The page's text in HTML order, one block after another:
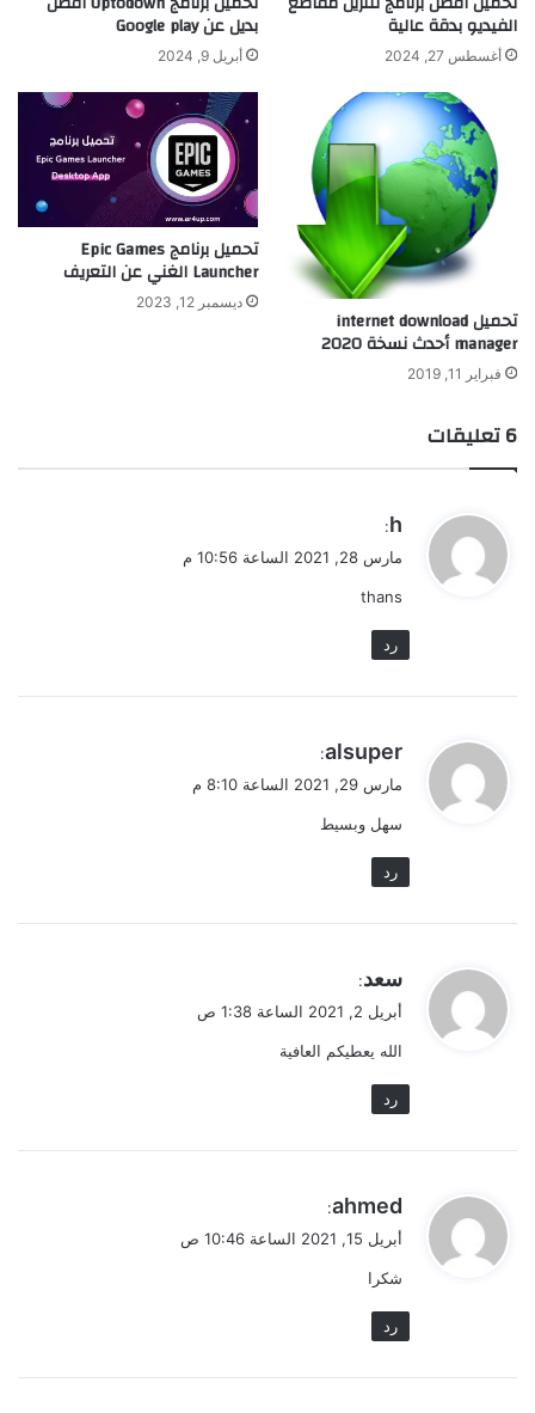
الفيديو بدقة عالية
أغسطس 27, 2024
بديل عن Google play
أبريل 9, 2024
تحميل internet download
manager أحدث نسخة 2020
فبراير 11, 2019
تحميل برنامج Epic Games
Launcher الغني عن التعريف
ديسمبر 12, 2023
‫6 تعليقات
ي
ل
h
:
مارس 28, 2021 الساعة 10:56 م
thans
رد
ي
ل
alsuper
:
مارس 29, 2021 الساعة 8:10 م
سهل وبسيط
رد
ي
ق
ل
سعد:
أبريل 2, 2021 الساعة 1:38 ص
الله يعطيكم العافية
رد
ي
ق
ل
ahmed
:
أبريل 15, 2021 الساعة 10:46 ص
شكرا
رد